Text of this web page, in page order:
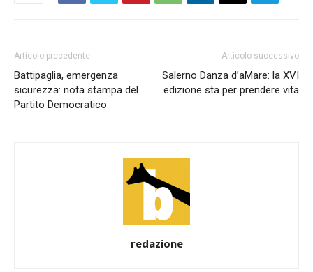
Articolo precedente
Battipaglia, emergenza
sicurezza: nota stampa del
Partito Democratico
Articolo successivo
Salerno Danza d’aMare: la XVI
edizione sta per prendere vita
redazione